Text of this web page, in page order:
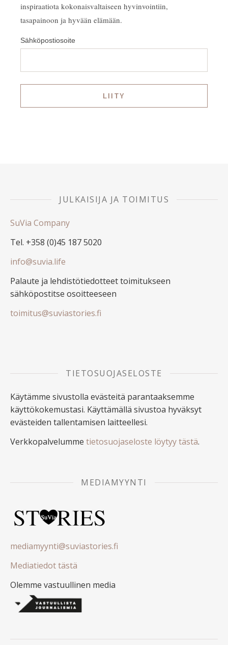
inspiraatiota kokonaisvaltaiseen hyvinvointiin,
tasapainoon ja hyvään elämään.
Sähköpostiosoite
JULKAISIJA JA TOIMITUS
SuVia Company
Tel. +358 (0)45 187 5020
info@suvia.life
Palaute ja lehdistötiedotteet toimitukseen
sähköpostitse osoitteeseen
toimitus@suviastories.fi
TIETOSUOJASELOSTE
Käytämme sivustolla evästeitä parantaaksemme
käyttökokemustasi. Käyttämällä sivustoa hyväksyt
evästeiden tallentamisen laitteellesi.
Verkkopalvelumme tietosuojaseloste löytyy tästä.
MEDIAMYYNTI
mediamyynti@suviastories.fi
Mediatiedot tästä
Olemme vastuullinen media